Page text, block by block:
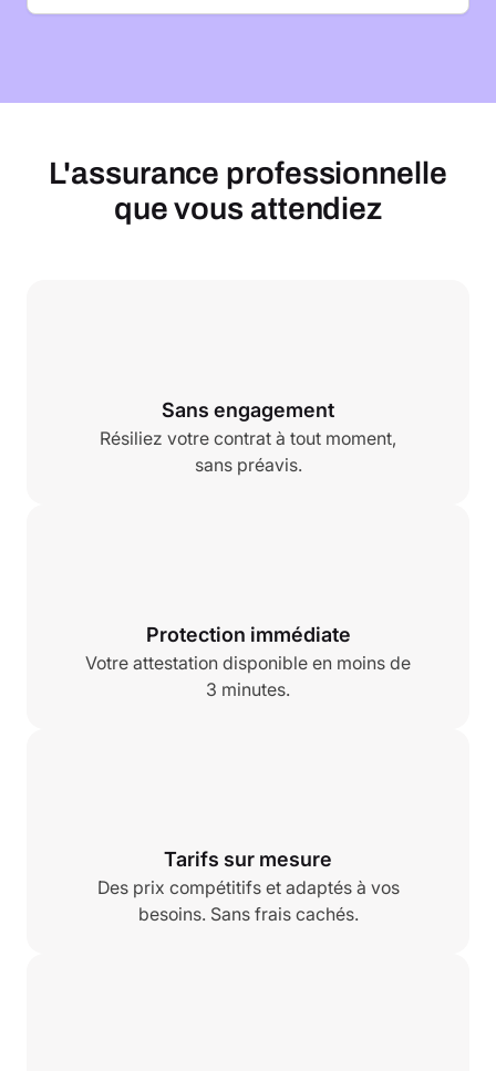
L'assurance professionnelle
que vous attendiez
Sans engagement
Résiliez votre contrat à tout moment,
sans préavis.
Protection immédiate
Votre attestation disponible en moins de
3 minutes.
Tarifs sur mesure
Des prix compétitifs et adaptés à vos
besoins. Sans frais cachés.